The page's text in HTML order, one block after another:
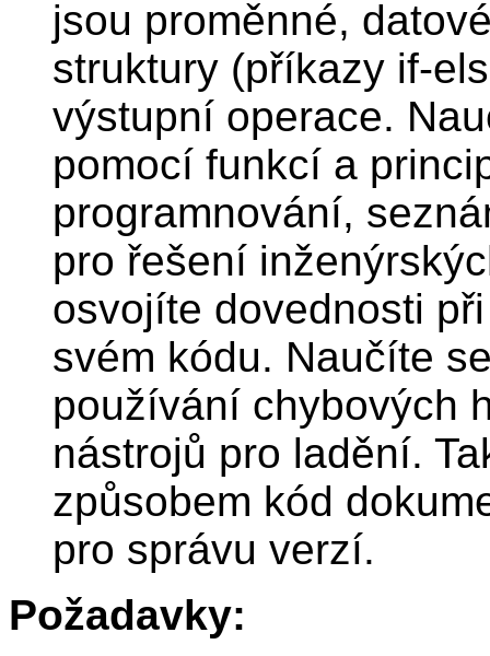
jsou proměnné,
struktury (příkazy if-
výstupní operace.
pomocí funkcí a
programnování,
pro řešení
osvojíte dovednosti
svém kódu. Naučíte
používání chybových
nástrojů pro ladění.
způsobem kód
pro správu verzí.
Požadavky: